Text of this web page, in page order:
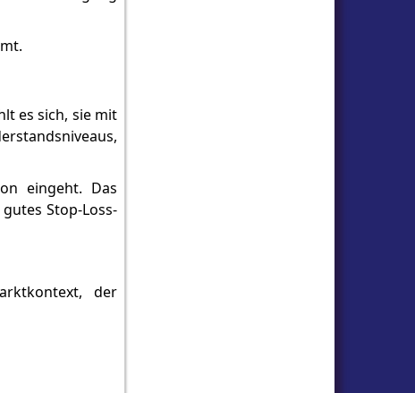
es sich, sie mit
eingeht. Das
Stop-Loss-
der